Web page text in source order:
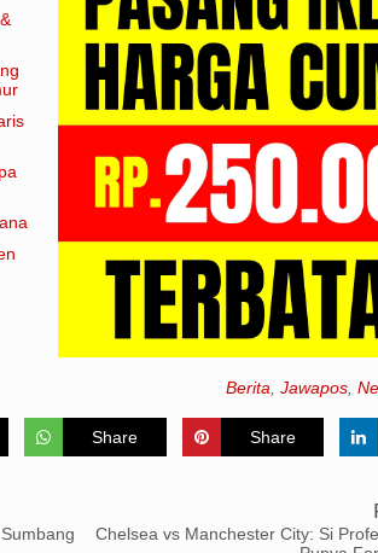
Berita Jawapos
Share Share
Chelsea vs Manchester City: Si